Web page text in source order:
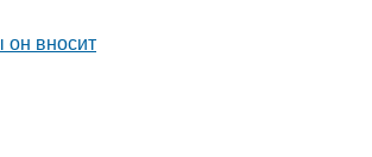
он вносит